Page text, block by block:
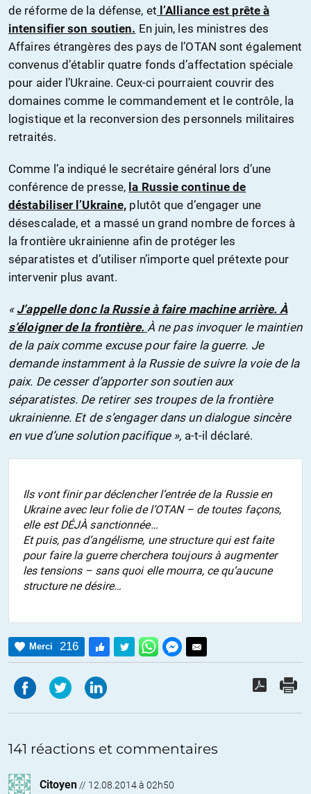
de réforme de la défense, et l’Alliance est prête à
intensifier son soutien. En juin, les ministres des
Affaires étrangères des pays de l’OTAN sont également
convenus d’établir quatre fonds d’affectation spéciale
pour aider l’Ukraine. Ceux-ci pourraient couvrir des
domaines comme le commandement et le contrôle, la
logistique et la reconversion des personnels militaires
retraités.
Comme l’a indiqué le secrétaire général lors d’une
conférence de presse, la Russie continue de
déstabiliser l’Ukraine, plutôt que d’engager une
désescalade, et a massé un grand nombre de forces à
la frontière ukrainienne afin de protéger les
séparatistes et d’utiliser n’importe quel prétexte pour
intervenir plus avant.
« J’appelle donc la Russie à faire machine arrière. À
s’éloigner de la frontière. À ne pas invoquer le maintien
de la paix comme excuse pour faire la guerre. Je
demande instamment à la Russie de suivre la voie de la
paix. De cesser d’apporter son soutien aux
séparatistes. De retirer ses troupes de la frontière
ukrainienne. Et de s’engager dans un dialogue sincère
en vue d’une solution pacifique », a-t-il déclaré.
Ils vont finir par déclencher l’entrée de la Russie en
Ukraine avec leur folie de l’OTAN – de toutes façons,
elle est DÉJÀ sanctionnée…
Et puis, pas d’angélisme, une structure qui est faite
pour faire la guerre cherchera toujours à augmenter
les tensions – sans quoi elle mourra, ce qu’aucune
structure ne désire…
Merci 216
141 réactions et commentaires
Citoyen // 12.08.2014 à 02h50